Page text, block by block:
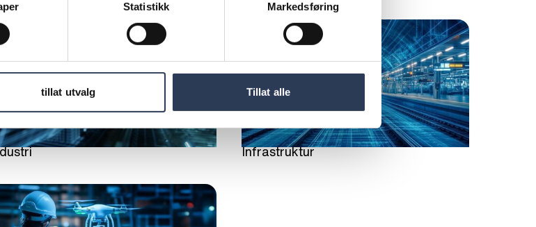
Statistikk Markedsføring
tillat utvalg Tillat alle
Infrastruktur